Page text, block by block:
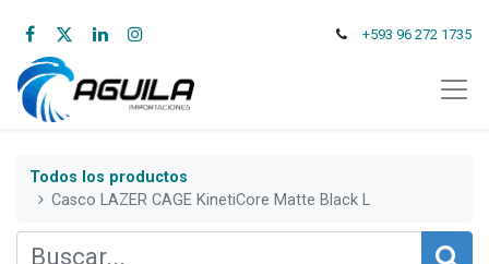
+593 96 272 1735
Todos los productos
Casco LAZER CAGE KinetiCore Matte Black L